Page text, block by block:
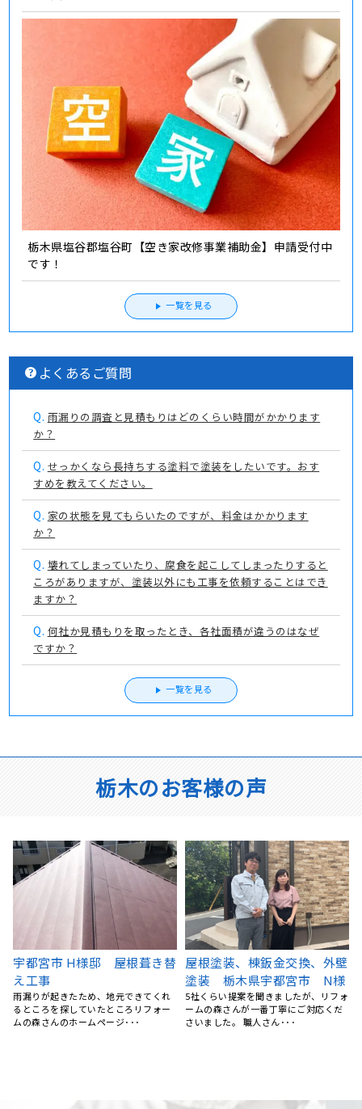
栃木県塩谷郡塩谷町【空き家改修事業補助金】申請受付中
です！
一覧を見る
よくあるご質問
Q. 雨漏りの調査と見積もりはどのくらい時間がかかります
か？
Q. せっかくなら長持ちする塗料で塗装をしたいです。おす
すめを教えてください。
Q. 家の状態を見てもらいたのですが、料金はかかります
か？
Q. 壊れてしまっていたり、腐食を起こしてしまったりすると
ころがありますが、塗装以外にも工事を依頼することはでき
ますか？
Q. 何社か見積もりを取ったとき、各社面積が違うのはなぜ
ですか？
一覧を見る
栃木のお客様の声
屋根葺き替え工事 瓦屋根か
ら金属屋根へ 雨漏り修理
栃木県宇都宮市 S様
台風のあと、雨の日に雨漏りして、ホ
栃木県宇都宮市 外壁塗装、
付帯部塗装 ナノコンポジッ
トW
指名4社の内、事前調査の内容が一番適